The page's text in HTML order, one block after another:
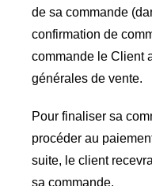
de sa commande
confirmation de
commande le Client
générales de vente.
Pour finaliser sa
procéder au
suite, le client
sa commande.